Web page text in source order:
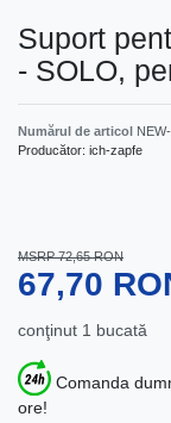
Suport
- SOLO,
Numărul de articol
Producător: ich-zapfe
MSRP 72,65 RON
67,70
conţinut 1 bucată
Comanda
ore!